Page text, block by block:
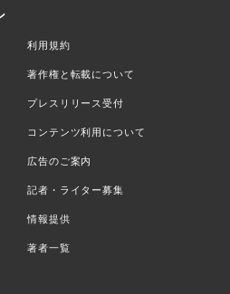
利用規約
著作権と転載について
プレスリリース受付
コンテンツ利用について
広告のご案内
記者・ライター募集
情報提供
著者一覧